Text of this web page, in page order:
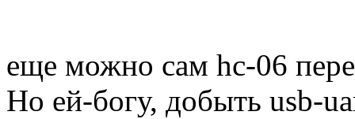
еще можно сам hc-06
Но ей-богу, добыть usb-